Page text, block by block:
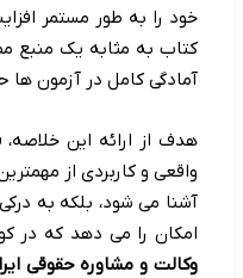
خود را به طور مستمر
کتاب به مثابه یک منبع
آمادگی کامل در آزمون ها
هدف از ارائه این
واقعی و کاربردی از
آشنا می شود، بلکه به
امکان را می دهد که در
وکالت و مشاوره حقوقی